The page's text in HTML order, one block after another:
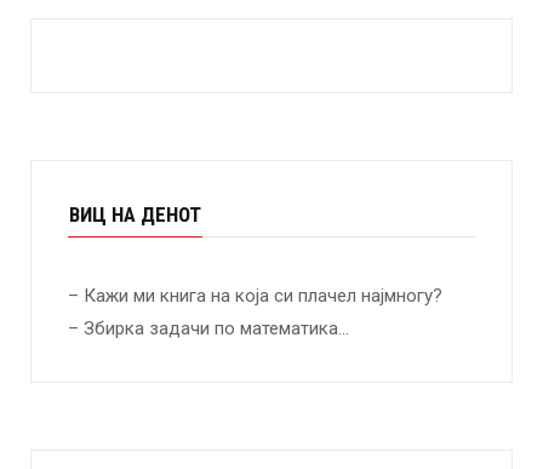
ВИЦ НА ДЕНОТ
– Кажи ми книга на која си плачел најмногу?
– Збирка задачи по математика…